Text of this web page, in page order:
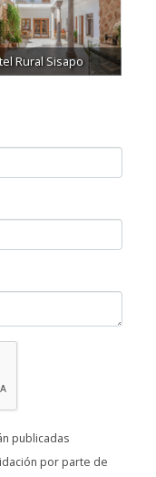
Rural Sisapo
publicadas
por parte de